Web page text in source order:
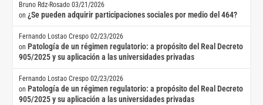
Bruno Rdz-Rosado 03/21/2026
on¿Se pueden adquirir participaciones sociales por medio del 464?
Fernando Lostao Crespo 02/23/2026
on Patología de un régimen regulatorio: a propósito del Real Decreto
905/2025 y su aplicación a las universidades privadas
Fernando Lostao Crespo 02/23/2026
on Patología de un régimen regulatorio: a propósito del Real Decreto
905/2025 y su aplicación a las universidades privadas